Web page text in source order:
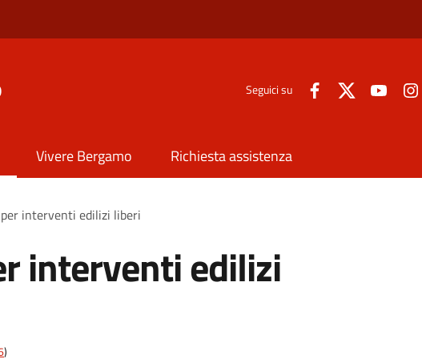
Seguici su
Vivere Bergamo Richiesta assistenza
interventi edilizi liberi
interventi edilizi
)